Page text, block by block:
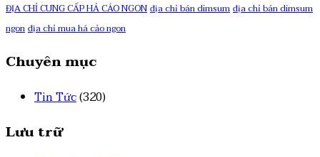
ĐỊA CHỈ CUNG CẤP HẢ CÁO NGONđịa chỉ bán dimsumđịa chỉ bán dimsum
ngonđịa chỉ mua há cảo ngon
Chuyên mục
Tin Tức(320)
Lưu trữ